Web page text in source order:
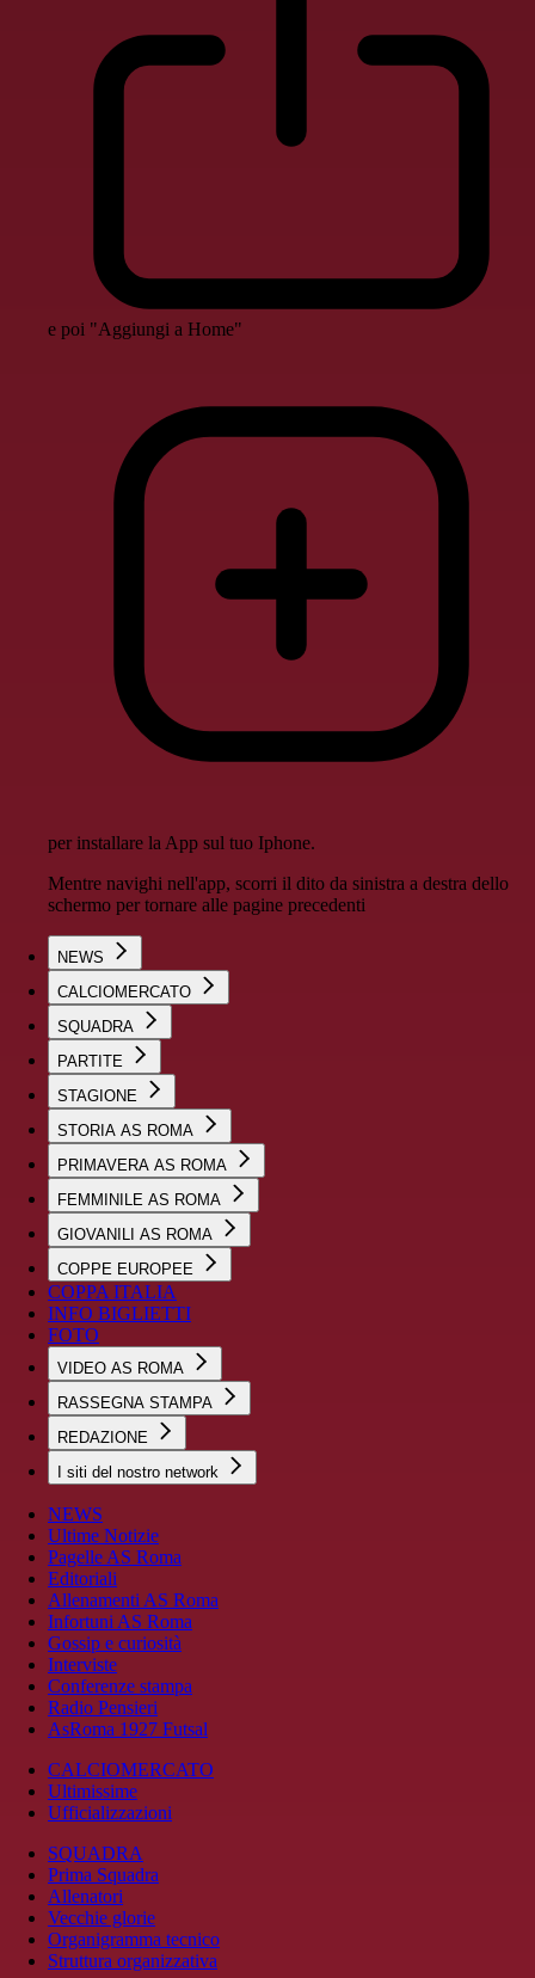
e poi "Aggiungi a Home"
per installare la App sul tuo Iphone.
Mentre navighi nell'app, scorri il dito da sinistra a destra dello
schermo per tornare alle pagine precedenti
NEWS
CALCIOMERCATO
SQUADRA
PARTITE
STAGIONE
STORIA AS ROMA
PRIMAVERA AS ROMA
FEMMINILE AS ROMA
GIOVANILI AS ROMA
COPPE EUROPEE
COPPA ITALIA
INFO BIGLIETTI
FOTO
VIDEO AS ROMA
RASSEGNA STAMPA
REDAZIONE
I siti del nostro network
NEWS
Ultime Notizie
Pagelle AS Roma
Editoriali
Allenamenti AS Roma
Infortuni AS Roma
Gossip e curiosità
Interviste
Conferenze stampa
Radio Pensieri
AsRoma 1927 Futsal
CALCIOMERCATO
Ultimissime
Ufficializzazioni
SQUADRA
Prima Squadra
Allenatori
Vecchie glorie
Organigramma tecnico
Struttura organizzativa